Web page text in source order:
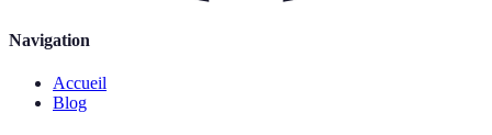
Navigation
Accueil
Blog